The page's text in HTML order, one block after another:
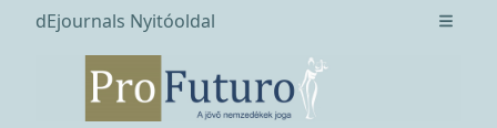
dEjournals Nyitóoldal Open